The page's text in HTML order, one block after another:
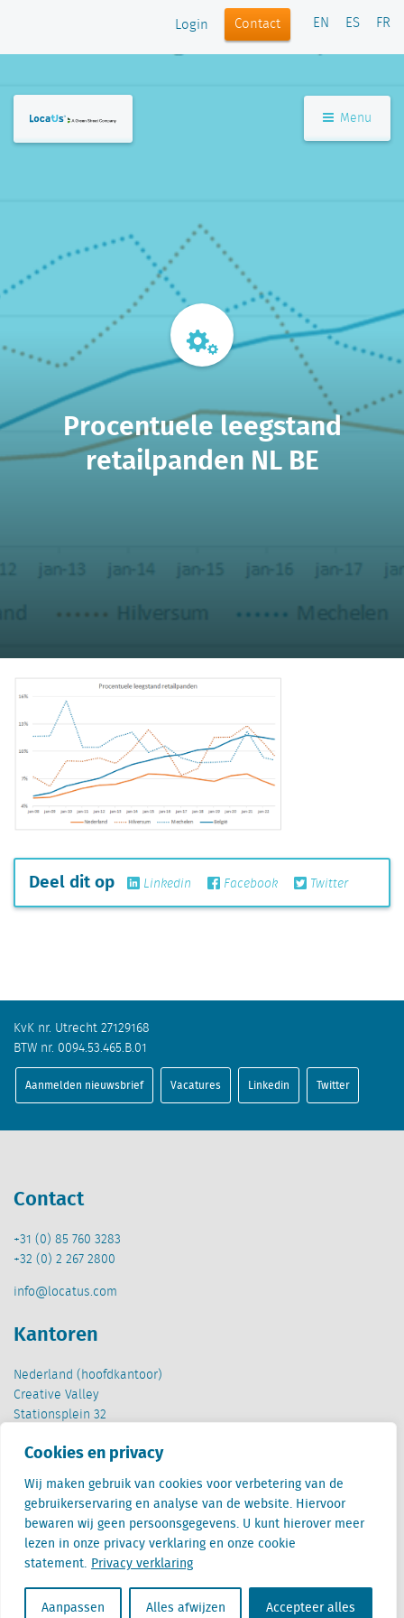
Cookies en privacy
Wij maken gebruik van cookies voor verbetering van de
gebruikerservaring en analyse van de website. Hiervoor
bewaren wij geen persoonsgegevens. U kunt hierover meer
lezen in onze privacy verklaring en onze cookie
statement. Privacy verklaring
Aanpassen Alles afwijzen Accepteer alles
Login Contact EN ES FR
Menu
Procentuele leegstand
retailpanden NL BE
Deel dit op Linkedin Facebook Twitter
KvK nr. Utrecht 27129168
BTW nr. 0094.53.465.B.01
Aanmelden nieuwsbrief Vacatures Linkedin Twitter
Contact
+31 (0) 85 760 3283
+32 (0) 2 267 2800
info@locatus.com
Kantoren
Nederland (hoofdkantoor)
Creative Valley
Stationsplein 32
Cantersteen 47
1000 Brussel